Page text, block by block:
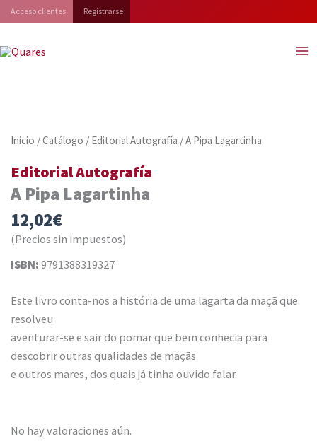
al
contenido
Acceso clientes Registrarse
Inicio /Catálogo / Editorial Autografía / A Pipa Lagartinha
Editorial Autografía
A Pipa Lagartinha
12,02€
(Precios sin impuestos)
ISBN: 9791388319327
Este livro conta-nos a história de uma lagarta da maçã que
resolveu
aventurar-se e sair do pomar que bem conhecia para
descobrir outras qualidades de maçãs
e outros mares, dos quais já tinha ouvido falar.
No hay valoraciones aún.